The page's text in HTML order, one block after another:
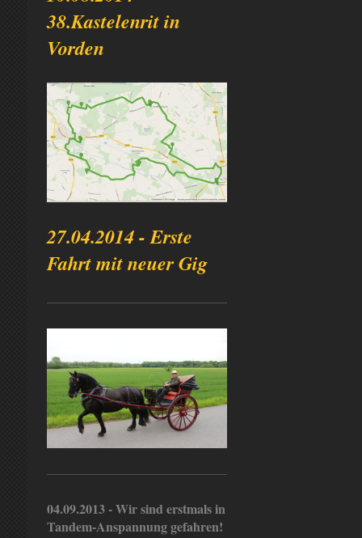
38.Kastelenrit in
Vorden
27.04.2014 - Erste
Fahrt mit neuer Gig
04.09.2013 - Wir sind erstmals in
Tandem-Anspannung gefahren!